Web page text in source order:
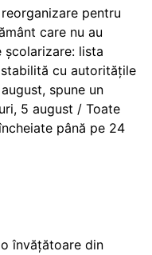
pentru
care nu au
școlarizare: lista
cu autoritățile
spune un
5 august / Toate
până pe 24
învățătoare din